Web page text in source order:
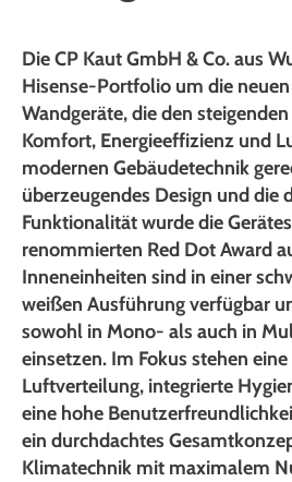
Die CP Kaut GmbH & Co. aus
Hisense-Portfolio um die
Wandgeräte, die den
Komfort, Energieeffizienz und
modernen Gebäudetechnik
überzeugendes Design und die
Funktionalität wurde die
renommierten Red Dot Award
Inneneinheiten sind in einer
weißen Ausführung verfügbar
sowohl in Mono- als auch in
einsetzen. Im Fokus stehen
Luftverteilung, integrierte
eine hohe
ein durchdachtes
Klimatechnik mit maximalem